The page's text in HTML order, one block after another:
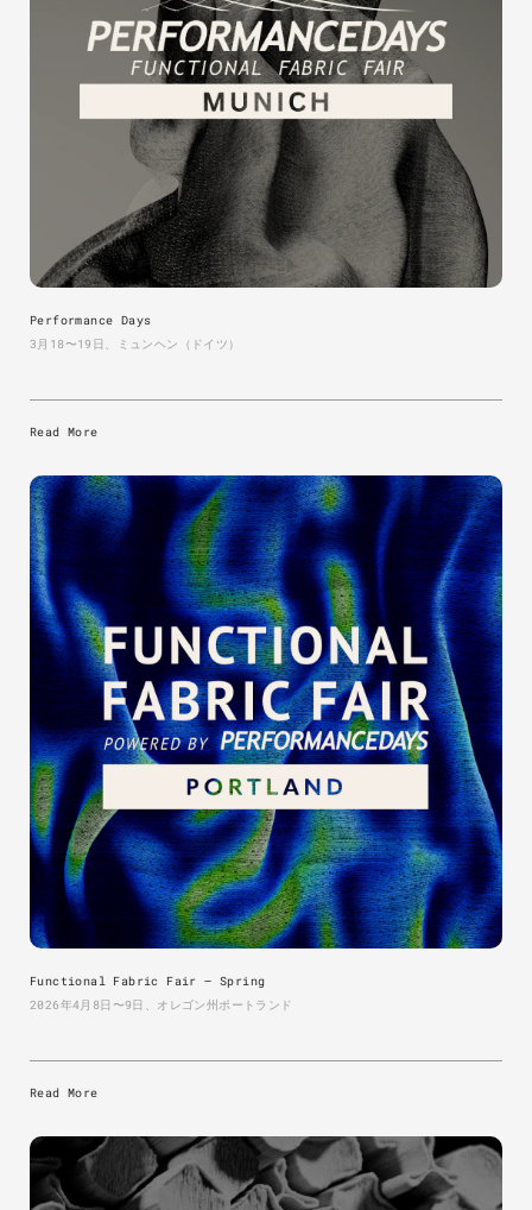
Performance Days
3月18〜19日、ミュンヘン（ドイツ）
Read More
Functional Fabric Fair — Spring
2026年4月8日〜9日、オレゴン州ポートランド
Read More